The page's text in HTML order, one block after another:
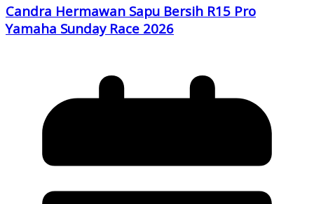
Candra Hermawan Sapu Bersih R15 Pro
Yamaha Sunday Race 2026